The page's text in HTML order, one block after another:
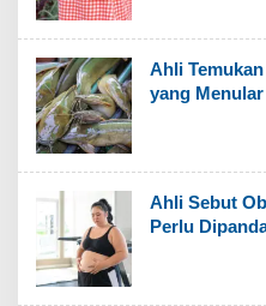
Ahli
yang
Ahli Sebut
Perlu